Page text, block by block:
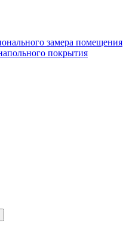
замера помещения
покрытия